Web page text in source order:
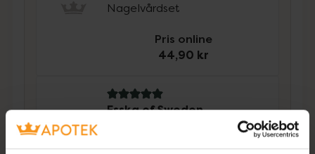
Nagelvårdset
Pris online
44,90 kr
5 av 5 i omdöme
Esska of Sweden